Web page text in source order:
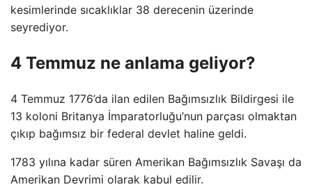
kesimlerinde sıcaklıklar 38 derecenin üzerinde
seyrediyor.
4 Temmuz ne anlama geliyor?
4 Temmuz 1776’da ilan edilen Bağımsızlık Bildirgesi ile
13 koloni Britanya İmparatorluğu’nun parçası olmaktan
çıkıp bağımsız bir federal devlet haline geldi.
1783 yılına kadar süren Amerikan Bağımsızlık Savaşı da
Amerikan Devrimi olarak kabul edilir.